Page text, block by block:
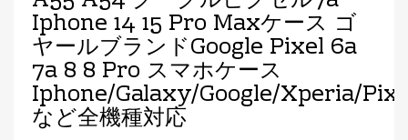
Iphone 14 15 Pro Maxケース ゴ
ヤールブランドGoogle Pixel 6a
7a 8 8 Pro スマホケース
Iphone/Galaxy/Google/Xperia/
など全機種対応